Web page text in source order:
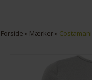
Forside » Mærker» Costamani